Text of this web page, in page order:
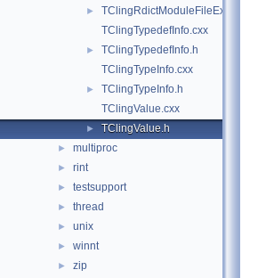
►
TClingRdictModuleFileExtension.h
TClingTypedefInfo.cxx
►
TClingTypedefInfo.h
TClingTypeInfo.cxx
►
TClingTypeInfo.h
TClingValue.cxx
► TClingValue.h
► multiproc
► rint
► testsupport
► thread
► unix
► winnt
► zip